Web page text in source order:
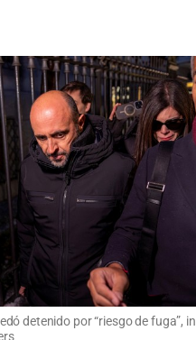
detenido por “riesgo de fuga”,